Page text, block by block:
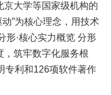
京大学等国家级机构的
”为核心理念，用技术
形·核心实力概览 分形
，筑牢数字化服务根
专利和126项软件著作